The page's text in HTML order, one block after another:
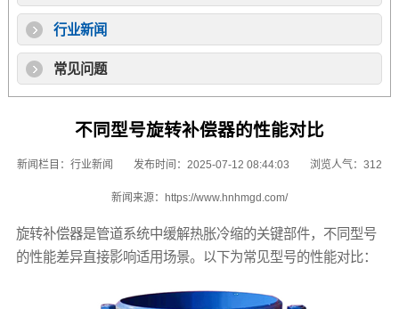
行业新闻
常见问题
不同型号旋转补偿器的性能对比
新闻栏目： 行业新闻 发布时间：2025-07-12 08:44:03 浏览人气：312
新闻来源： https://www.hnhmgd.com/
旋转补偿器是管道系统中缓解热胀冷缩的关键部件，不同型号
的性能差异直接影响适用场景。以下为常见型号的性能对比：